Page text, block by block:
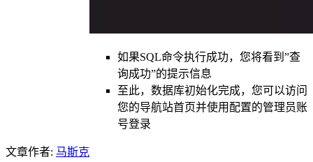
如果SQL命令执行成功，您将看到”查
询成功”的提示信息
至此，数据库初始化完成，您可以访问
您的导航站首页并使用配置的管理员账
号登录
文章作者: 马斯克